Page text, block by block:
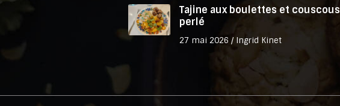
Tajine aux boulettes et couscous
perlé
27 mai 2026 / Ingrid Kinet